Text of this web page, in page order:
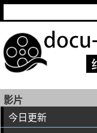
影片
今日更新